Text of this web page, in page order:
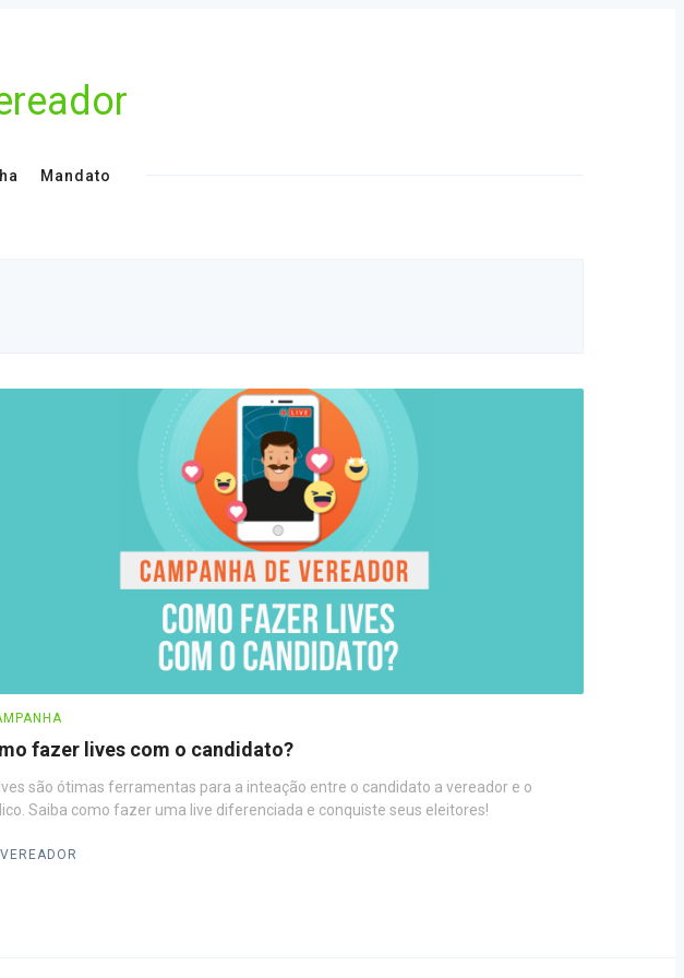
Mandato
fazer lives com o candidato?
são ótimas ferramentas para a inteação entre o candidato a vereador e o
Saiba como fazer uma live diferenciada e conquiste seus eleitores!